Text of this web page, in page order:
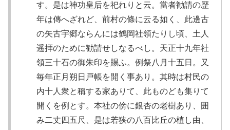
す。是は神功皇后を祀れりと云。當者勧請の歴
年は傳へざれど、前村の條に云る如く、此邊古
の矢古宇郷ならんには鶴岡社領たりし頃、土人
遥拝のために勧請せしなるべし。天正十九年社
領三十石の御朱印を賜ふ。例祭八月十五日。又
毎年正月朔日戸帳を開く事あり。其時は村民の
内十人衆と稱する家ありて、此ものども集りて
開くを例とす。本社の傍に銀杏の老樹あり、囲
み二丈四五尺、是は若狭の八百比丘の植し由、